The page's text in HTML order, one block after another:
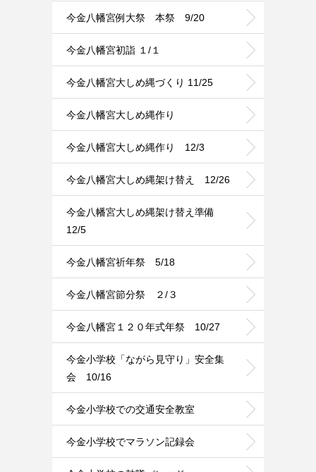
今金八幡宮例大祭 本祭 9/20
今金八幡宮初詣 １/１
今金八幡宮大しめ縄づくり 11/25
今金八幡宮大しめ縄作り
今金八幡宮大しめ縄作り 12/3
今金八幡宮大しめ縄架け替え 12/26
今金八幡宮大しめ縄架け替え準備
12/5
今金八幡宮祈年祭 5/18
今金八幡宮節分祭 ２/３
今金八幡宮１２０年式年祭 10/27
今金小学校「ながら見守り」安全集
会 10/16
今金小学校での交通安全教室
今金小学校でマラソン記録会